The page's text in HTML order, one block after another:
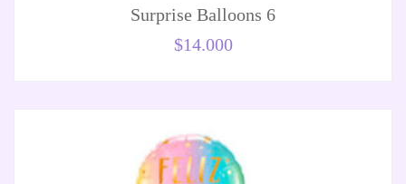
Surprise Balloons 6
$14.000